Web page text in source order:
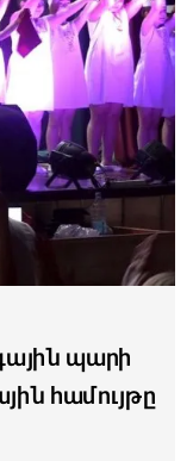
պարի
համույթը